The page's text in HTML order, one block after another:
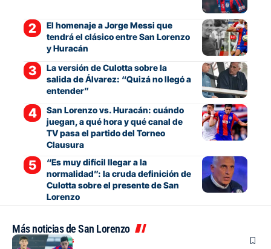
El homenaje a Jorge Messi que
tendrá el clásico entre San Lorenzo
y Huracán
La versión de Culotta sobre la
salida de Álvarez: “Quizá no llegó a
entender”
San Lorenzo vs. Huracán: cuándo
juegan, a qué hora y qué canal de
TV pasa el partido del Torneo
Clausura
“Es muy difícil llegar a la
normalidad”: la cruda definición de
Culotta sobre el presente de San
Lorenzo
Más noticias de San Lorenzo
Mercado de pases